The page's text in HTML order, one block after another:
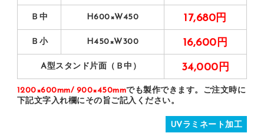
Ｂ中 H600×W450 17,680円
Ｂ小 H450×W300 16,600円
A型スタンド片面（Ｂ中） 34,000円
1200×600mm/ 900×450mmでも製作できます。ご注文時に
下記文字入れ欄にその旨ご記入ください。
UVラミネート加工